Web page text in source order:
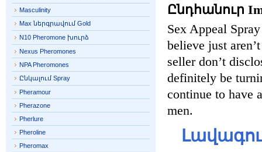
Ընդհանուր
Sex Appeal
believe just
seller don’t
definitely be
continue to have
men.
Masculinity
Max ներգրավում Gold
N10 Pheromone խուրձ
Nexus Pheromones
NPA Pheromones
Ընկալում Spray
Pheramour
Pherazone
Pherlure
Pheroline
Pheromax